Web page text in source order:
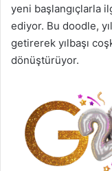
yeni başlangıçlarla
ediyor. Bu doodle,
getirerek yılbaşı
dönüştürüyor.